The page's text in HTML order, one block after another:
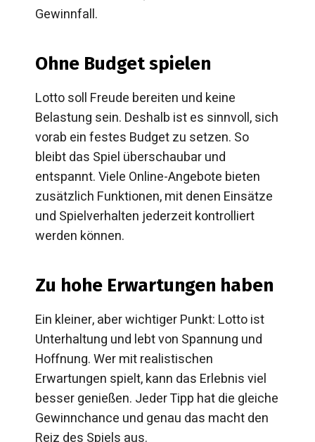
Gewinnfall.
Ohne Budget spielen
Lotto soll Freude bereiten und keine
Belastung sein. Deshalb ist es sinnvoll, sich
vorab ein festes Budget zu setzen. So
bleibt das Spiel überschaubar und
entspannt. Viele Online-Angebote bieten
zusätzlich Funktionen, mit denen Einsätze
und Spielverhalten jederzeit kontrolliert
werden können.
Zu hohe Erwartungen haben
Ein kleiner, aber wichtiger Punkt: Lotto ist
Unterhaltung und lebt von Spannung und
Hoffnung. Wer mit realistischen
Erwartungen spielt, kann das Erlebnis viel
besser genießen. Jeder Tipp hat die gleiche
Gewinnchance und genau das macht den
Reiz des Spiels aus.